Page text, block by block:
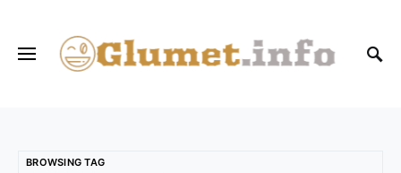
BROWSING TAG